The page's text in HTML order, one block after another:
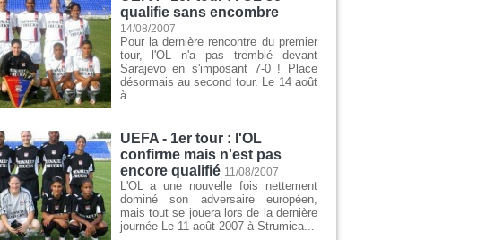
qualifie sans encombre
14/08/2007
Pour la dernière rencontre du premier
tour, l'OL n'a pas tremblé devant
Sarajevo en s'imposant 7-0 ! Place
désormais au second tour. Le 14 août
à...
UEFA - 1er tour : l'OL
confirme mais n'est pas
encore qualifié 11/08/2007
L'OL a une nouvelle fois nettement
dominé son adversaire européen,
mais tout se jouera lors de la dernière
journée Le 11 août 2007 à Strumica...